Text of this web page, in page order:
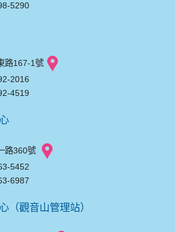
5290
路167-1號
2016
4519
路360號
5452
6987
（觀音山管理站）